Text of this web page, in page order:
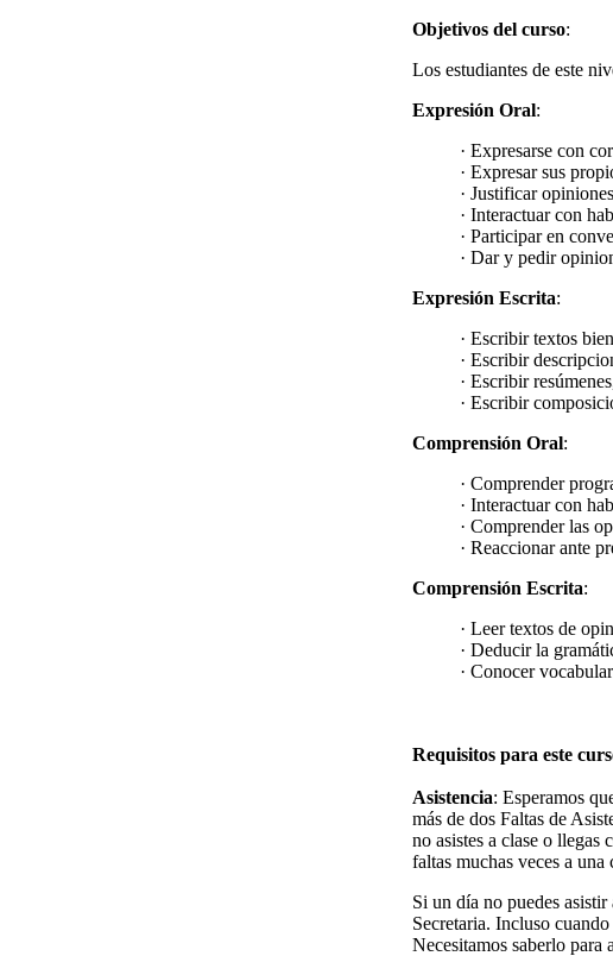
Objetivos del curso:
Los estudiantes de este
Expresión Oral:
· Expresarse con
· Expresar sus
· Justificar
· Interactuar con
· Participar en
· Dar y pedir
Expresión Escrita:
· Escribir textos
· Escribir
· Escribir
· Escribir
Comprensión Oral:
· Comprender
· Interactuar con
· Comprender las
· Reaccionar ante
Comprensión Escrita:
· Leer textos de
· Deducir la
· Conocer
Requisitos para este
Asistencia: Esperamos
más de dos Faltas de
no asistes a clase o
faltas muchas veces a
Si un día no puedes
Secretaria. Incluso
Necesitamos saberlo para